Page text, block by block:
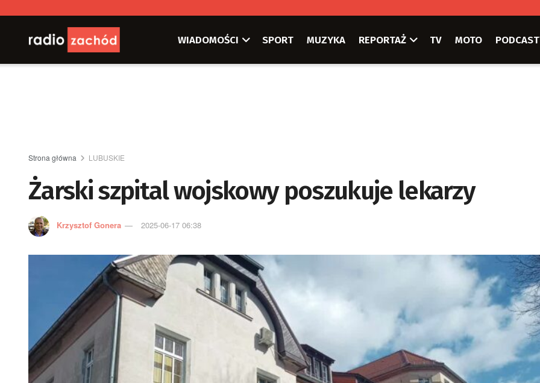
WIADOMOŚCI SPORT MUZYKA REPORTAŻ TV MOTO
Strona główna LUBUSKIE
Żarski szpital wojskowy poszukuje lekarzy
Krzysztof Gonera 2025-06-17 06:38